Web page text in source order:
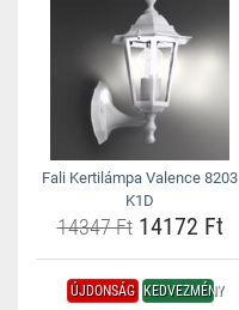
Fali Kertilámpa Valence 8203
K1D
14347 Ft14172 Ft
ÚJDONSÁG KEDVEZMÉNY